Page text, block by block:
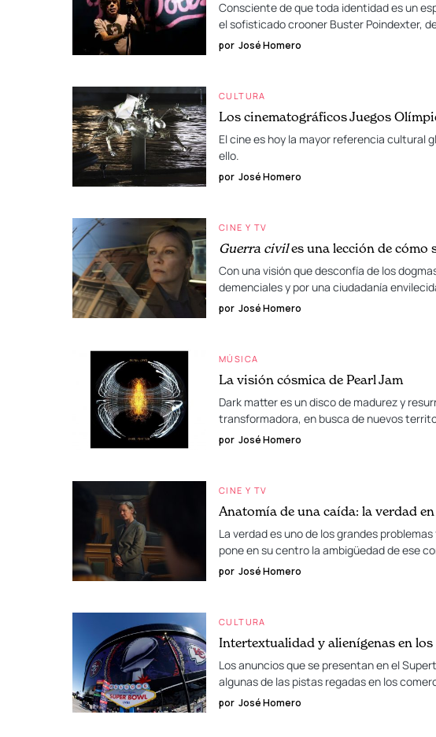
Consciente de que toda identidad es un
el sofisticado crooner Buster Poindexter,
por José Homero
CULTURA
Los cinematográficos Juegos
El cine es hoy la mayor referencia cultural
ello.
por José Homero
CINE Y TV
Guerra civiles una lección de cómo
Con una visión que desconfía de los
demenciales y por una ciudadanía
por José Homero
MÚSICA
La visión cósmica de Pearl Jam
Dark matter es un disco de madurez y
transformadora, en busca de nuevos
por José Homero
CINE Y TV
Anatomía de una caída: la verdad
La verdad es uno de los grandes
pone en su centro la ambigüedad de ese
por José Homero
CULTURA
Intertextualidad y alienígenas en
Los anuncios que se presentan en el
algunas de las pistas regadas en los
por José Homero